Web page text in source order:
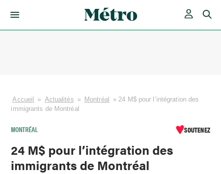
Accueil » Actualités » Montréal »24 M$ pour l’intégration des
immigrants de Montréal
MONTRÉAL SOUTENEZ
24 M$ pour l’intégration des
immigrants de Montréal